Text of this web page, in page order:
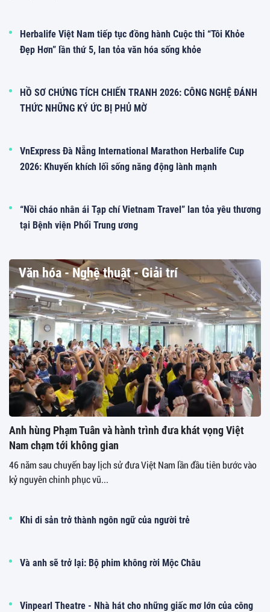
Herbalife Việt Nam tiếp tục đồng hành Cuộc thi “Tôi Khỏe
Đẹp Hơn” lần thứ 5, lan tỏa văn hóa sống khỏe
HỒ SƠ CHỨNG TÍCH CHIẾN TRANH 2026: CÔNG NGHỆ ĐÁNH
THỨC NHỮNG KÝ ỨC BỊ PHỦ MỜ
VnExpress Đà Nẵng International Marathon Herbalife Cup
2026: Khuyến khích lối sống năng động lành mạnh
“Nồi cháo nhân ái Tạp chí Vietnam Travel” lan tỏa yêu thương
tại Bệnh viện Phổi Trung ương
Văn hóa - Nghệ thuật - Giải trí
Anh hùng Phạm Tuân và hành trình đưa khát vọng Việt
Nam chạm tới không gian
46 năm sau chuyến bay lịch sử đưa Việt Nam lần đầu tiên bước vào
kỷ nguyên chinh phục vũ...
Khi di sản trở thành ngôn ngữ của người trẻ
Và anh sẽ trở lại: Bộ phim không rời Mộc Châu
Vinpearl Theatre - Nhà hát cho những giấc mơ lớn của công